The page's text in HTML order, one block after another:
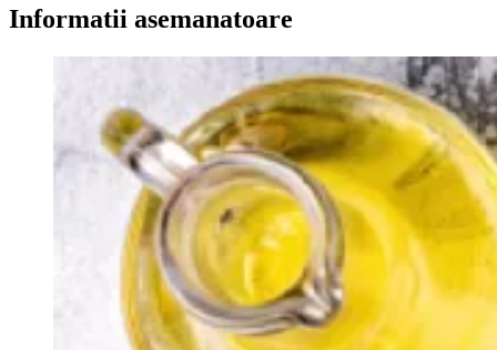
Informatii asemanatoare